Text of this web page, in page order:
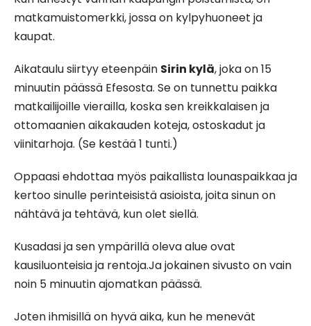
matkamuistomerkki, jossa on kylpyhuoneet ja
kaupat.
Aikataulu siirtyy eteenpäin Sirin kylä, joka on 15
minuutin päässä Efesosta. Se on tunnettu paikka
matkailijoille vierailla, koska sen kreikkalaisen ja
ottomaanien aikakauden koteja, ostoskadut ja
viinitarhoja. (Se kestää 1 tunti.)
Oppaasi ehdottaa myös paikallista lounaspaikkaa ja
kertoo sinulle perinteisistä asioista, joita sinun on
nähtävä ja tehtävä, kun olet siellä.
Kusadasi ja sen ympärillä oleva alue ovat
kausiluonteisia ja rentoja.Ja jokainen sivusto on vain
noin 5 minuutin ajomatkan päässä.
Joten ihmisillä on hyvä aika, kun he menevät